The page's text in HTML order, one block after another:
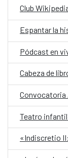
Club
Espantar la
Pódcast en
«Indiscretio